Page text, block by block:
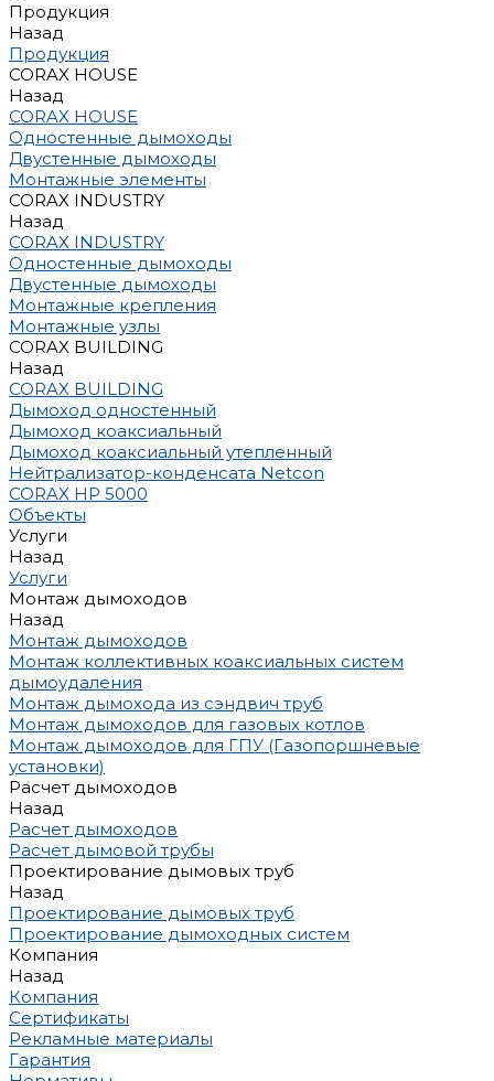
Продукция
Назад
Продукция
CORAX HOUSE
Назад
CORAX HOUSE
Одностенные дымоходы
Двустенные дымоходы
Монтажные элементы
CORAX INDUSTRY
Назад
CORAX INDUSTRY
Одностенные дымоходы
Двустенные дымоходы
Монтажные крепления
Монтажные узлы
CORAX BUILDING
Назад
CORAX BUILDING
Дымоход одностенный
Дымоход коаксиальный
Дымоход коаксиальный утепленный
Нейтрализатор-конденсата Netcon
CORAX HP 5000
Объекты
Услуги
Назад
Услуги
Монтаж дымоходов
Назад
Монтаж дымоходов
Монтаж коллективных коаксиальных систем
дымоудаления
Монтаж дымохода из сэндвич труб
Монтаж дымоходов для газовых котлов
Монтаж дымоходов для ГПУ (Газопоршневые
установки)
Расчет дымоходов
Назад
Расчет дымоходов
Расчет дымовой трубы
Проектирование дымовых труб
Назад
Проектирование дымовых труб
Проектирование дымоходных систем
Компания
Назад
Компания
Сертификаты
Рекламные материалы
Гарантия